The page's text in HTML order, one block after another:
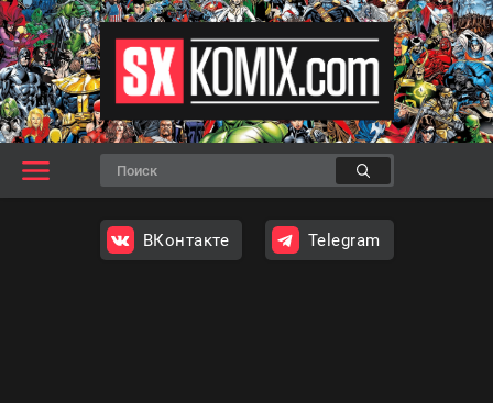
ВКонтакте Telegram